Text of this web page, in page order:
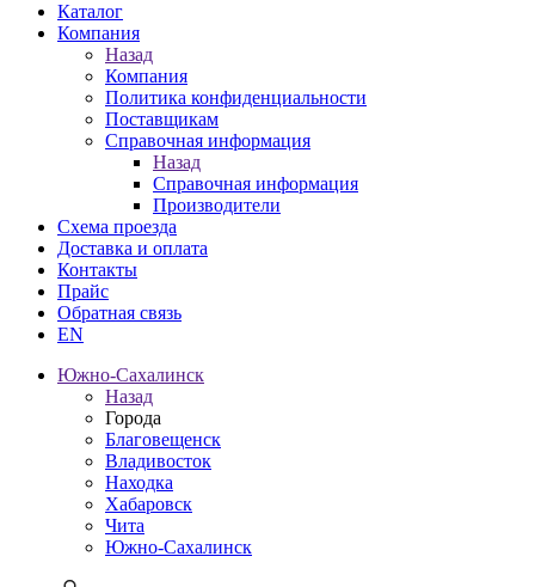
Каталог
Компания
Назад
Компания
Политика конфиденциальности
Поставщикам
Справочная информация
Назад
Справочная информация
Производители
Схема проезда
Доставка и оплата
Контакты
Прайс
Обратная связь
EN
Южно-Сахалинск
Назад
Города
Благовещенск
Владивосток
Находка
Хабаровск
Чита
Южно-Сахалинск